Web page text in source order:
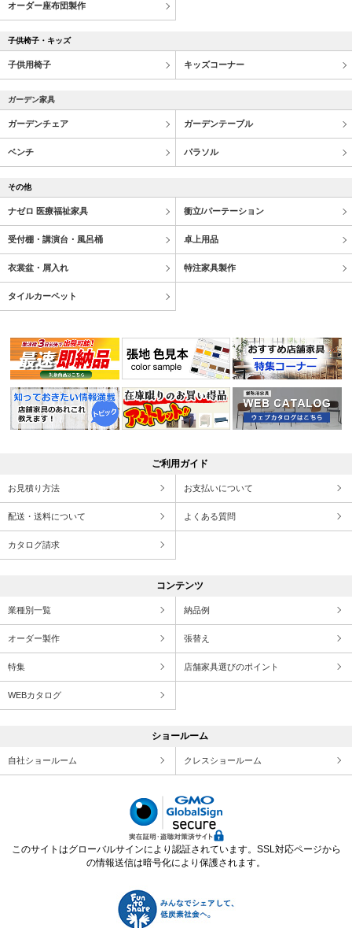
オーダー座布団製作
子供椅子・キッズ
子供用椅子 キッズコーナー
ガーデン家具
ガーデンチェア ガーデンテーブル
ベンチ パラソル
その他
ナゼロ 医療福祉家具 衝立/パーテーション
受付棚・講演台・風呂桶 卓上用品
衣裳盆・屑入れ 特注家具製作
タイルカーペット
ご利用ガイド
お見積り方法 お支払いについて
配送・送料について よくある質問
カタログ請求
コンテンツ
業種別一覧 納品例
オーダー製作 張替え
特集 店舗家具選びのポイント
WEBカタログ
ショールーム
自社ショールーム クレスショールーム
このサイトはグローバルサインにより認証されています。SSL対応ページから
の情報送信は暗号化により保護されます。